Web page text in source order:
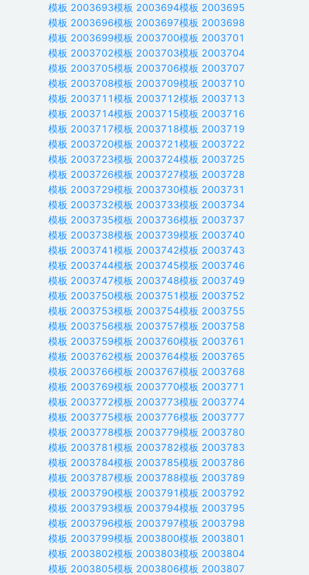
模板 2003693模板 2003694模板 2003695
模板 2003696模板 2003697模板 2003698
模板 2003699模板 2003700模板 2003701
模板 2003702模板 2003703模板 2003704
模板 2003705模板 2003706模板 2003707
模板 2003708模板 2003709模板 2003710
模板 2003711模板 2003712模板 2003713
模板 2003714模板 2003715模板 2003716
模板 2003717模板 2003718模板 2003719
模板 2003720模板 2003721模板 2003722
模板 2003723模板 2003724模板 2003725
模板 2003726模板 2003727模板 2003728
模板 2003729模板 2003730模板 2003731
模板 2003732模板 2003733模板 2003734
模板 2003735模板 2003736模板 2003737
模板 2003738模板 2003739模板 2003740
模板 2003741模板 2003742模板 2003743
模板 2003744模板 2003745模板 2003746
模板 2003747模板 2003748模板 2003749
模板 2003750模板 2003751模板 2003752
模板 2003753模板 2003754模板 2003755
模板 2003756模板 2003757模板 2003758
模板 2003759模板 2003760模板 2003761
模板 2003762模板 2003764模板 2003765
模板 2003766模板 2003767模板 2003768
模板 2003769模板 2003770模板 2003771
模板 2003772模板 2003773模板 2003774
模板 2003775模板 2003776模板 2003777
模板 2003778模板 2003779模板 2003780
模板 2003781模板 2003782模板 2003783
模板 2003784模板 2003785模板 2003786
模板 2003787模板 2003788模板 2003789
模板 2003790模板 2003791模板 2003792
模板 2003793模板 2003794模板 2003795
模板 2003796模板 2003797模板 2003798
模板 2003799模板 2003800模板 2003801
模板 2003802模板 2003803模板 2003804
模板 2003805模板 2003806模板 2003807